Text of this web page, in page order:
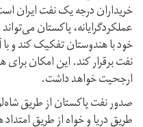
خریداران درجه یک نفت ایران
عملکردگرایانه، پاکستان
خود با هندوستان تفکیک کند و
نفت برقرار کند. این امکان
ارجحیت خواهد داشت.
صدور نفت پاکستان از طریق
طریق دریا و خواه از طریق